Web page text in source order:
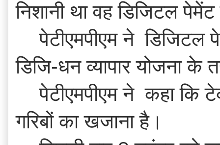
निशानी था वह डिजिटल
पेटीएमपीएम ने  डिजिटल
डिजि-धन व्यापार योजना
पेटीएमपीएम ने  कहा कि
गरिबों का खजाना है।